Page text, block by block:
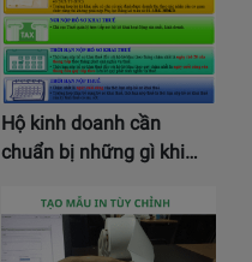
Hộ kinh doanh cần
chuẩn bị những gì khi…